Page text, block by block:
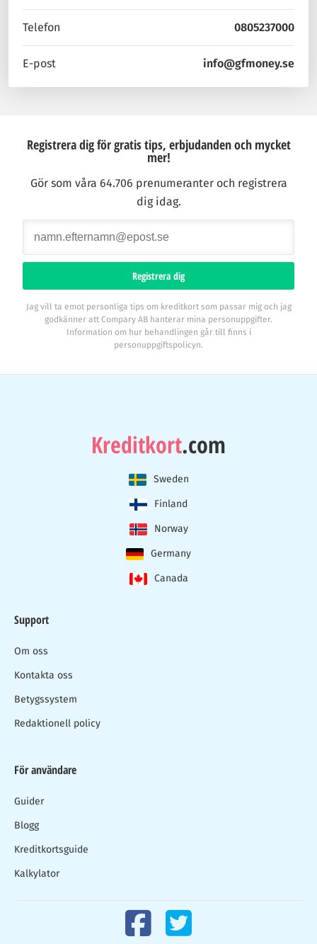
Telefon 0805237000
E-post info@gfmoney.se
Registrera dig för gratis tips, erbjudanden och mycket
mer!
Gör som våra 64.706 prenumeranter och registrera
dig idag.
Registrera dig
Jag vill ta emot personliga tips om kreditkort som passar mig och jag
godkänner att Compary AB hanterar mina personuppgifter.
Information om hur behandlingen går till finns i
personuppgiftspolicyn.
Kreditkort.com
Sweden
Finland
Norway
Germany
Canada
Support
Om oss
Kontakta oss
Betygssystem
Redaktionell policy
För användare
Guider
Blogg
Kreditkortsguide
Kalkylator